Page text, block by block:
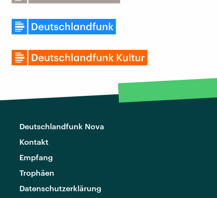
Deutschlandfunk Nova
Kontakt
Empfang
Trophäen
Datenschutzerklärung